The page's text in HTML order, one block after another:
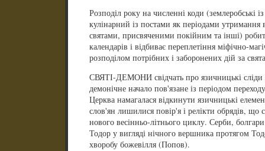
Розподіл року на численні коди (землеробські
кулінарний із постами як періодами утримання
святами, присвяченими покійним та інші)
календарів і відбиває переплетіння міфічно-
розподілом потрібних і заборонених дій за
СВЯТІ-ДЕМОНИ свідчать про язичницькі сліди
демонічне начало пов'язане із періодом
Церква намагалася відкинути язичницькі
слов'ян лишилися повір'я і релікти обрядів, що
нового весінньо-літнього циклу. Серби,
Тодор у вигляді нічного вершника протягом
хворобу божевілля (Попов).